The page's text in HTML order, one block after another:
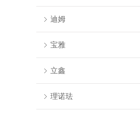
迪姆
宝雅
立鑫
理诺珐